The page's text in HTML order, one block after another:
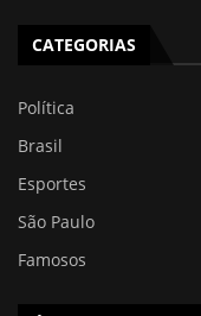
CATEGORIAS
Política
Brasil
Esportes
São Paulo
Famosos